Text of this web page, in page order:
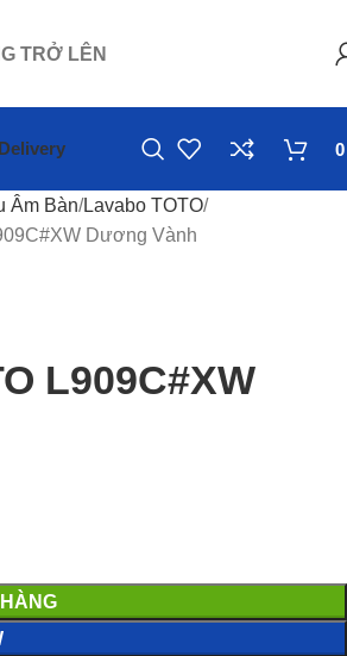
TRỞ LÊN
Âm Bàn Lavabo TOTO
Dương Vành
L909C#XW